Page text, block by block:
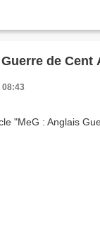
de Cent
08:43